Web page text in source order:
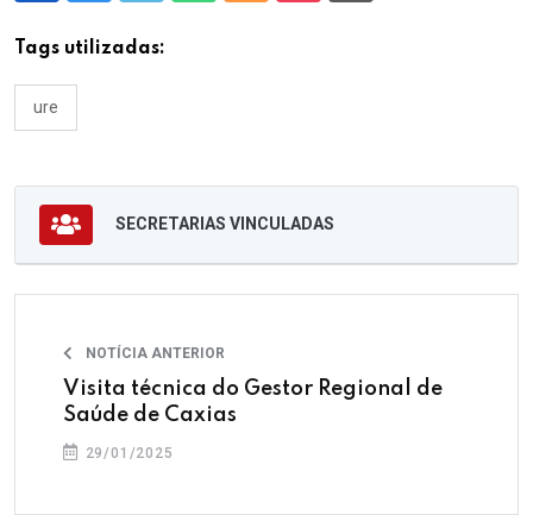
Tags utilizadas:
ure
SECRETARIAS VINCULADAS
NOTÍCIA ANTERIOR
Visita técnica do Gestor Regional de
Saúde de Caxias
29/01/2025